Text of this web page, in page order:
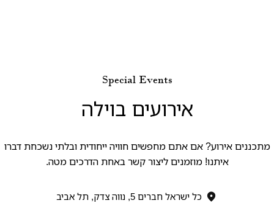
Special Events
אירועים בוילה
מתכננים אירוע? אם אתם מחפשים חוויה ייחודית ובלתי נשכחת דברו
איתנו! מוזמנים ליצור קשר באחת הדרכים מטה.
כל ישראל חברים 5, נווה צדק, תל אביב